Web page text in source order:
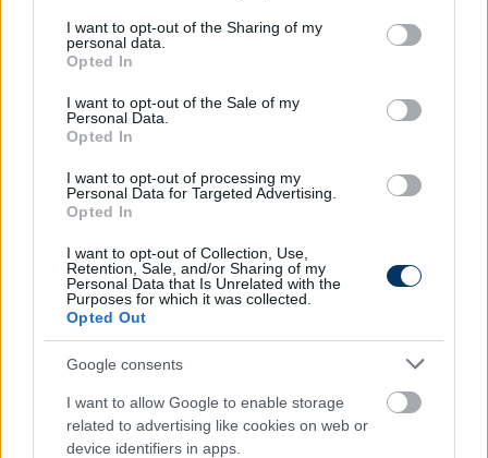
not limited to your visit or usage behaviour. You may click to
grant or deny consent to Google and its third-party tags to
use your data for below specified purposes in below Google
consent section.
I want to opt-out of the Sharing of my
personal data.
Opted In
I want to opt-out of the Sale of my
Personal Data.
Opted In
I want to opt-out of processing my
Personal Data for Targeted Advertising.
Opted In
I want to opt-out of Collection, Use,
Retention, Sale, and/or Sharing of my
Personal Data that Is Unrelated with the
Purposes for which it was collected.
Opted Out
Google consents
I want to allow Google to enable storage
related to advertising like cookies on web or
device identifiers in apps.
A tegnapi nap folyamán egy neves specialista
kiderült műtétre biztosan nem lesz szükség, sőt
annak is van esélye, hogy
A várható 3 hetes kihagyás miatt kevés esélye van
szeptemberi selejtezőkön, de úgy tudjuk, hogy a
játékos és a válogatott stábja napi kapcsolatban
van egymással, sőt a válogatott csapatorvosa is
konzultál az angol klub orvosi stábjával.
Itt állíthatod be, hogy a Csakfoci az elsők
között legyen a Google-találatokban